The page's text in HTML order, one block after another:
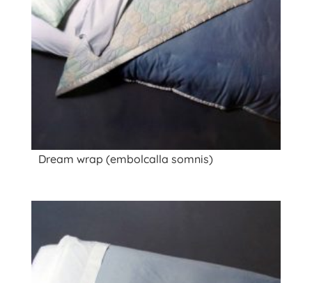
Dream wrap (embolcalla somnis)